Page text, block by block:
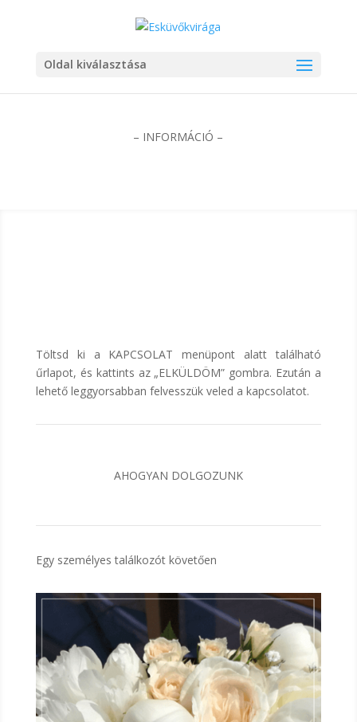
Oldal kiválasztása
– INFORMÁCIÓ –
Töltsd ki a KAPCSOLAT menüpont alatt található
űrlapot, és kattints az „ELKÜLDÖM” gombra. Ezután a
lehető leggyorsabban felvesszük veled a kapcsolatot.
AHOGYAN DOLGOZUNK
Egy személyes találkozót követően